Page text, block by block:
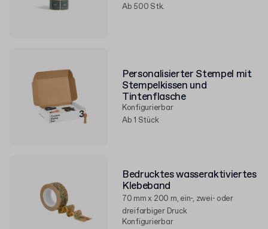
Ab 500 Stk.
Personalisierter Stempel mit
Stempelkissen und
Tintenflasche
Konfigurierbar
Ab 1 Stück
Bedrucktes wasseraktiviertes
Klebeband
70 mm x 200 m, ein-, zwei- oder
dreifarbiger Druck
Konfigurierbar